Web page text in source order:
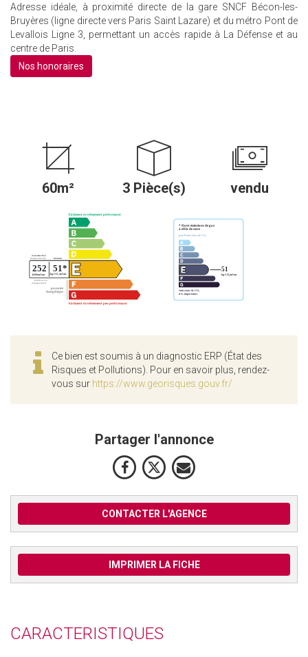
Adresse idéale, à proximité directe de la gare SNCF Bécon-les-
Bruyères (ligne directe vers Paris Saint Lazare) et du métro Pont de
Levallois Ligne 3, permettant un accès rapide à La Défense et au
centre de Paris.
Nos honoraires
60m² 3 Pièce(s) vendu
Ce bien est soumis à un diagnostic ERP (État des
Risques et Pollutions). Pour en savoir plus, rendez-
vous sur https://www.georisques.gouv.fr/
Partager l'annonce
CONTACTER L'AGENCE
IMPRIMER LA FICHE
CARACTERISTIQUES